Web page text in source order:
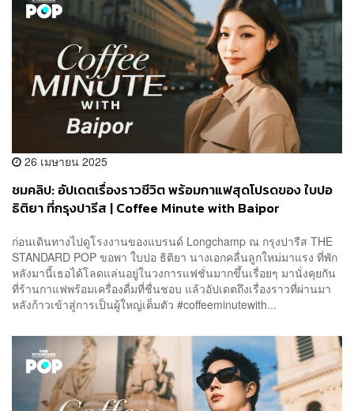
26 เมษายน 2025
ชมคลิป: อัปเดตเรื่องราวชีวิต พร้อมกาแฟสุดโปรดของ ใบปอ
ธิติยา ที่กรุงปารีส | Coffee Minute with Baipor
ก่อนเดินทางไปดูโรงงานของแบรนด์ Longchamp ณ กรุงปารีส THE
STANDARD POP ขอพา ใบปอ ธิติยา นางเอกคลื่นลูกใหม่มาแรง ที่พัก
หลังมานี้เธอได้โลดแล่นอยู่ในวงการแฟชั่นมากขึ้นเรื่อยๆ มานั่งคุยกัน
ที่ร้านกาแฟพร้อมเครื่องดื่มที่ชื่นชอบ แล้วอัปเดตถึงเรื่องราวที่ผ่านมา
หลังก้าวเข้าสู่การเป็นผู้ใหญ่เต็มตัว #coffeeminutewith...